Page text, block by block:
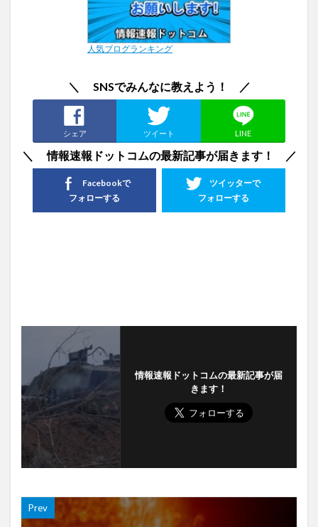
人気ブログランキング
＼ SNSでみんなに教えよう！ ／
シェア ツイート LINE
＼ 情報速報ドットコムの最新記事が届きます！ ／
ツイッターで
フォローする
Facebookで
フォローする
情報速報ドットコムの最新記事が届
きます！
Prev